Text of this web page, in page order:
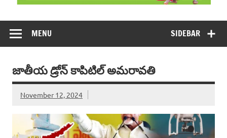
DHIMSA
SIDEBAR
MENU
జాతీయ డ్రోన్‌ కాపిటిల్‌ అమరావతి
November 12, 2024